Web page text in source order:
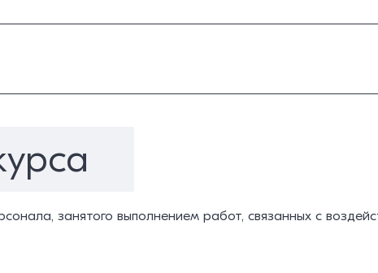
занятого выполнением работ, связанных с